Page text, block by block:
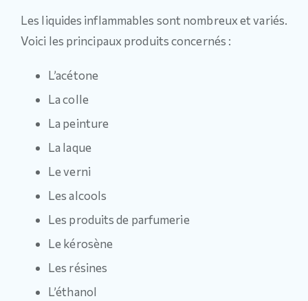
Les liquides inflammables sont nombreux et variés.
Voici les principaux produits concernés :
L’acétone
La colle
La peinture
La laque
Le verni
Les alcools
Les produits de parfumerie
Le kérosène
Les résines
L’éthanol